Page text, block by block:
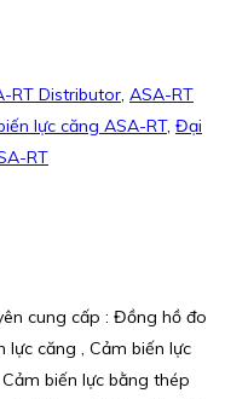
RT Distributor ASA-RT
lực căng ASA-RT, Đại
RT
cung cấp : Đồng hồ đo
lực căng , Cảm biến lực
biến lực bằng thép